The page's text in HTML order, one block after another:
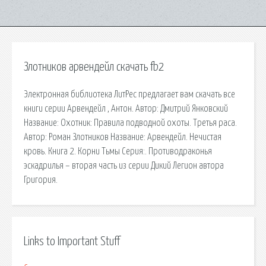
Злотников арвендейл скачать fb2
Электронная библиотека ЛитРес предлагает вам скачать все
книги серии Арвендейл , Антон. Автор: Дмитрий Янковский
Название: Охотник: Правила подводной охоты. Третья раса.
Автор: Роман Злотников Название: Арвендейл. Нечистая
кровь. Книга 2. Корни Тьмы Серия:. Противодраконья
эскадрилья – вторая часть из серии Дикий Легион автора
Григория.
Links to Important Stuff